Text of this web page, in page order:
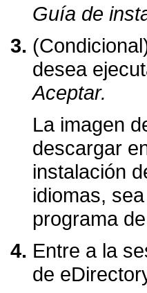
Guía de
desea
Aceptar.
La imagen
descargar
instalación
idiomas,
programa
Entre a la
de